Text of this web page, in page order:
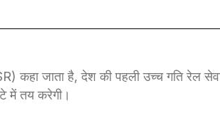
कहा जाता है, देश की पहली उच्च गति रेल
में तय करेगी।